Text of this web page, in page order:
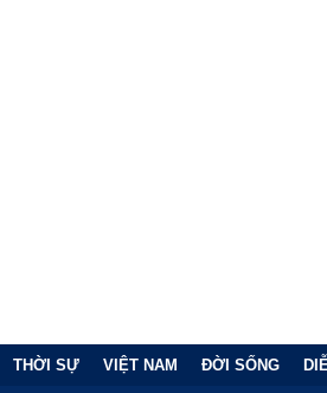
THỜI SỰ VIỆT NAM ĐỜI SỐNG